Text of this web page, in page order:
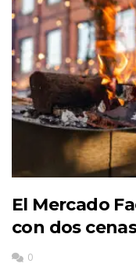
El Mercado
con dos
0